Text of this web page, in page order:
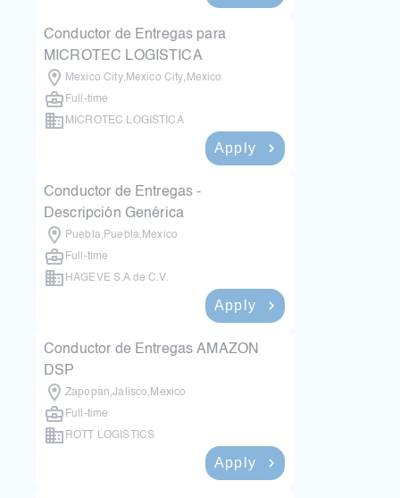
Conductor de Entregas para
MICROTEC LOGISTICA
Mexico City, Mexico City, Mexico
Full-time
MICROTEC LOGISTICA
Apply
Conductor de Entregas -
Descripción Genérica
Puebla, Puebla, Mexico
Full-time
HAGEVE S.A de C.V.
Apply
Conductor de Entregas AMAZON
DSP
Zapopan,Jalisco, Mexico
Full-time
ROTT LOGISTICS
Apply